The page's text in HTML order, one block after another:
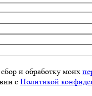
и обработку моих
с Политикой